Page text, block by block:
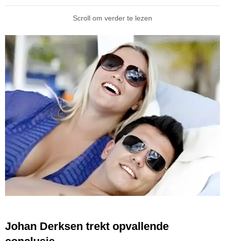
Scroll om verder te lezen
Johan Derksen trekt opvallende